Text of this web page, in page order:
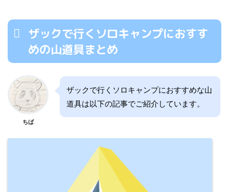
ザックで行くソロキャンプにおすす
めの山道具まとめ
ちば
ザックで行くソロキャンプにおすすめな山
道具は以下の記事でご紹介しています。